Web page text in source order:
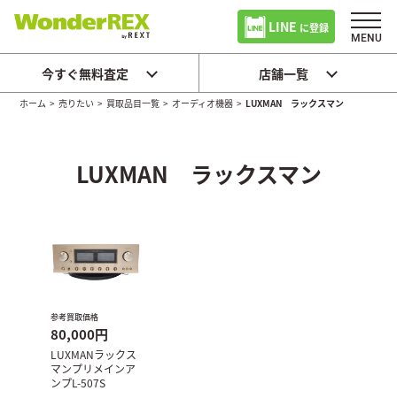
LINE に登録
今すぐ無料査定 店舗一覧
ホーム >売りたい > 買取品目一覧 > オーディオ機器 > LUXMAN ラックスマン
LUXMAN ラックスマン
参考買取価格
80,000円
LUXMANラックス
マンプリメインア
ンプL-507S